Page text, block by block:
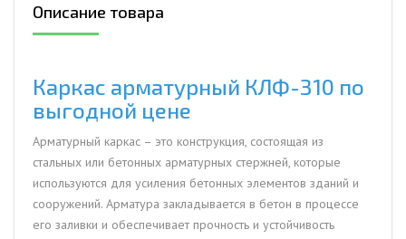
Описание товара
Каркас арматурный КЛФ-310 по
выгодной цене
Арматурный каркас – это конструкция, состоящая из
стальных или бетонных арматурных стержней, которые
используются для усиления бетонных элементов зданий и
сооружений. Арматура закладывается в бетон в процессе
его заливки и обеспечивает прочность и устойчивость